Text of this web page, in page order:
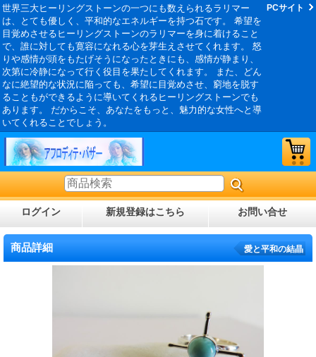
世界三大ヒーリングストーンの一つにも数えられるラリマー
は、とても優しく、平和的なエネルギーを持つ石です。 希望を
目覚めさせるヒーリングストーンのラリマーを身に着けること
で、誰に対しても寛容になれる心を芽生えさせてくれます。 怒
りや感情が頭をもたげそうになったときにも、感情が静まり、
次第に冷静になって行く役目を果たしてくれます。 また、どん
なに絶望的な状況に陥っても、希望に目覚めさせ、窮地を脱す
ることもができるように導いてくれるヒーリングストーンでも
あります。 だからこそ、あなたをもっと、魅力的な女性へと導
いてくれることでしょう。
PCサイト
ログイン 新規登録はこちら お問い合せ
商品詳細 愛と平和の結晶